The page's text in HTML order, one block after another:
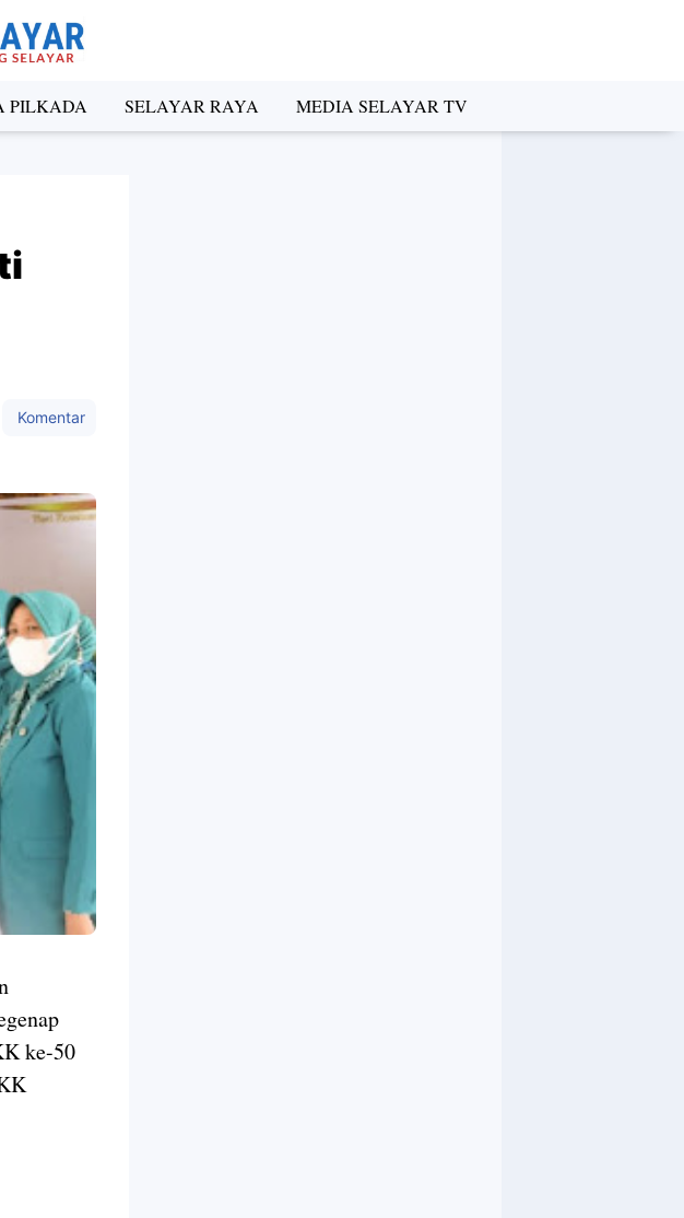
PILKADA SELAYAR RAYA MEDIA SELAYAR TV
Komentar
ke-50